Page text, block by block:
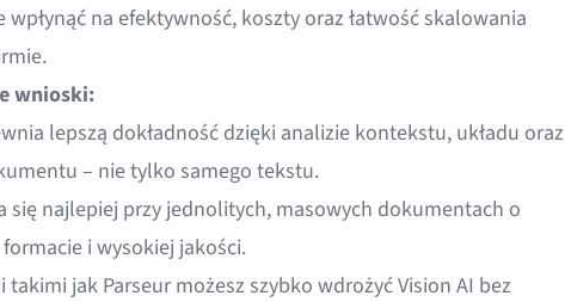
wpłynąć na efektywność, koszty oraz łatwość skalowania
wnioski:
lepszą dokładność dzięki analizie kontekstu, układu oraz
– nie tylko samego tekstu.
się najlepiej przy jednolitych, masowych dokumentach o
i wysokiej jakości.
jak Parseur możesz szybko wdrożyć Vision AI bez